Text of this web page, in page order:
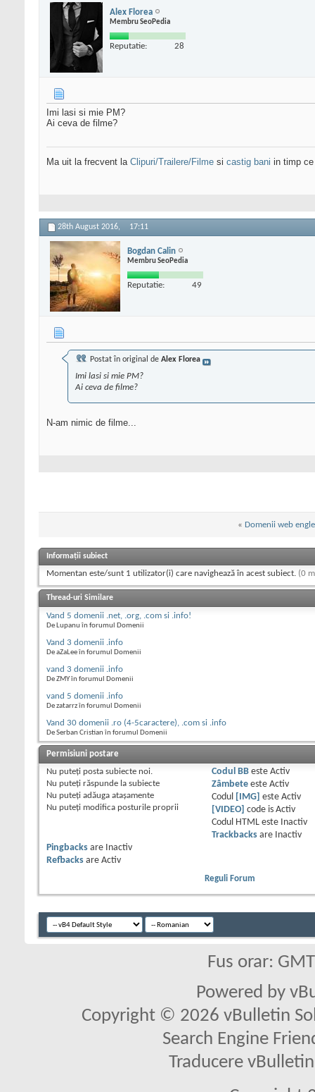
Alex Florea
Membru SeoPedia
Reputatie: 28
Imi lasi si mie PM?
Ai ceva de filme?
Ma uit la frecvent la Clipuri/Trailere/Filme si castig bani in timp
28th August 2016, 17:11
Bogdan Calin
Membru SeoPedia
Reputatie: 49
Postat în original de Alex Florea
Imi lasi si mie PM?
Ai ceva de filme?
N-am nimic de filme...
« Domenii web
Informații subiect
Momentan este/sunt 1 utilizator(i) care navighează în acest subiect. (0
Thread-uri Similare
Vand 5 domenii .net, .org, .com si .info!
De Lupanu în forumul Domenii
Vand 3 domenii .info
De aZaLee în forumul Domenii
vand 3 domenii .info
De ZMY în forumul Domenii
vand 5 domenii .info
De zatarrz în forumul Domenii
Vand 30 domenii .ro (4-5caractere), .com si .info
De Serban Cristian în forumul Domenii
Permisiuni postare
Nu puteţi posta subiecte noi.
Nu puteţi răspunde la subiecte
Nu puteţi adăuga ataşamente
Nu puteţi modifica posturile proprii
Codul BBeste Activ
Zâmbeteeste Activ
Codul
[IMG] este Activ
[VIDEO]
code is Activ
Codul HTML este
Inactiv
Trackbacksare
Inactiv
Pingbacks are
Inactiv
Refbacks are Activ
Reguli Forum
Fus orar:
Powered by
Copyright © 2026 vBulletin
Search Engine
Traducere